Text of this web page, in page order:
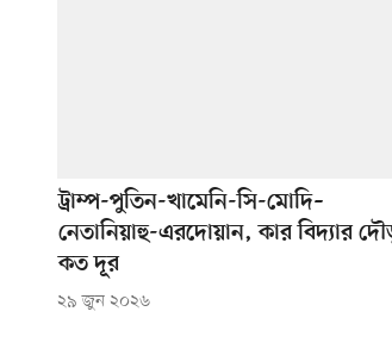
ট্রাম্প-পুতিন-খামেনি-সি-মোদি–
নেতানিয়াহু-এরদোয়ান, কার বিদ্যার
কত দূর
২৯ জুন ২০২৬